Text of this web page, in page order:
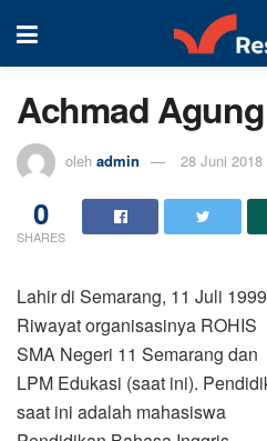
Achmad
oleh admin 28 Juni 2018
0
SHARES
Lahir di Semarang, 11 Juli
Riwayat organisasinya ROHIS
SMA Negeri 11 Semarang dan
LPM Edukasi (saat ini).
saat ini adalah mahasiswa